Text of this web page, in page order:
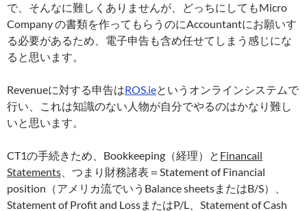
で、そんなに難しくありませんが、どっちにしてもMicro
Company の書類を作ってもらうのにAccountantにお願いす
る必要があるため、電子申告も含め任せてしまう感じにな
ると思います。
Revenueに対する申告はROS.ieというオンラインシステムで
行い、これは知識のない人物が自分でやるのはかなり難し
いと思います。
CT1の手続きため、Bookkeeping（経理）と Financail
Statements 、つまり財務諸表＝Statement of Financial
position（アメリカ流でいうBalance sheetsまたはB/S）、
Statement of Profit and LossまたはP/L、Statement of Cash